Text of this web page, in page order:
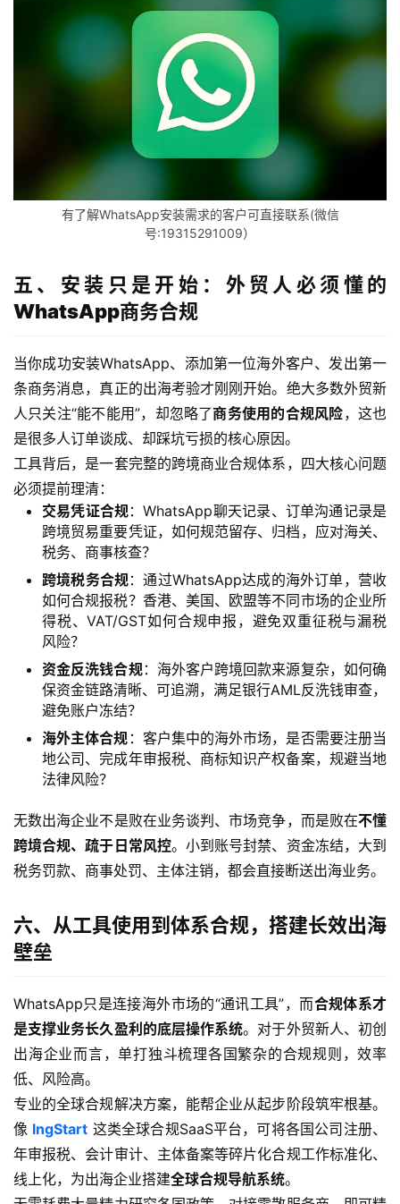
球
支
付
案
全
球
金
融
牌
照
作
专
栏
登录
有了解WhatsApp安装需求的客户可直接联系(微信
号:19315291009）
五、安装只是开始：外贸人必须懂的
WhatsApp商务合规
当你成功安装WhatsApp、添加第一位海外客户、发出第一
条商务消息，真正的出海考验才刚刚开始。绝大多数外贸新
人只关注“能不能用”，却忽略了商务使用的合规风险，这也
是很多人订单谈成、却踩坑亏损的核心原因。
工具背后，是一套完整的跨境商业合规体系，四大核心问题
必须提前理清：
交易凭证合规：WhatsApp聊天记录、订单沟通记录是
跨境贸易重要凭证，如何规范留存、归档，应对海关、
税务、商事核查？
跨境税务合规：通过WhatsApp达成的海外订单，营收
如何合规报税？香港、美国、欧盟等不同市场的企业所
得税、VAT/GST如何合规申报，避免双重征税与漏税
风险？
资金反洗钱合规：海外客户跨境回款来源复杂，如何确
保资金链路清晰、可追溯，满足银行AML反洗钱审查，
避免账户冻结？
海外主体合规 ：客户集中的海外市场，是否需要注册当
地公司、完成年审报税、商标知识产权备案，规避当地
法律风险？
无数出海企业不是败在业务谈判、市场竞争，而是败在不懂
跨境合规、疏于日常风控。小到账号封禁、资金冻结，大到
税务罚款、商事处罚、主体注销，都会直接断送出海业务。
六、从工具使用到体系合规，搭建长效出海
壁垒
WhatsApp只是连接海外市场的“通讯工具”，而合规体系才
是支撑业务长久盈利的底层操作系统。对于外贸新人、初创
出海企业而言，单打独斗梳理各国繁杂的合规规则，效率
低、风险高。
专业的全球合规解决方案，能帮企业从起步阶段筑牢根基。
像 lngStart 这类全球合规SaaS平台，可将各国公司注册、
年审报税、会计审计、主体备案等碎片化合规工作标准化、
线上化，为出海企业搭建全球合规导航系统。